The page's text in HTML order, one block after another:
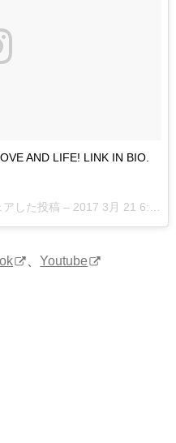
AND LIFE! LINK IN BIO.
した投稿 – 2017 3月 21 6:45午後 PDT
、Youtube